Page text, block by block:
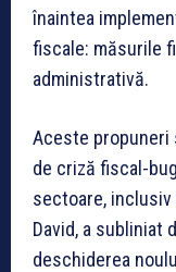
înaintea
fiscale: măsurile
administrativă.
Aceste propuneri
de criză fiscal-
sectoare, inclusiv
David, a subliniat
deschiderea